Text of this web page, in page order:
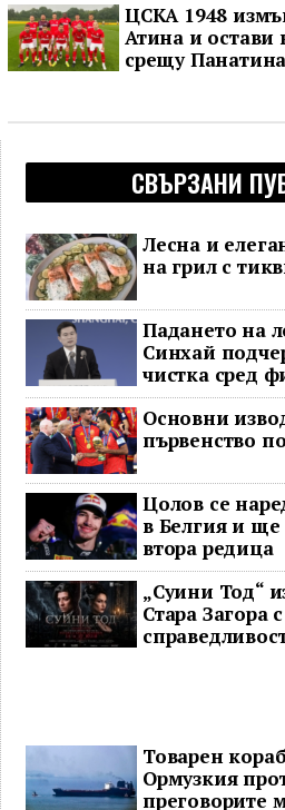
ЦСКА 1948
Атина и остави
срещу
СВЪРЗАНИ
Лесна и
на грил с
Падането на
Синхай
чистка сред
Китай
Основни
първенство
Цолов се
в Белгия и ще
втора редица
„Суини Тод“
Стара Загора
Товарен
Ормузкия